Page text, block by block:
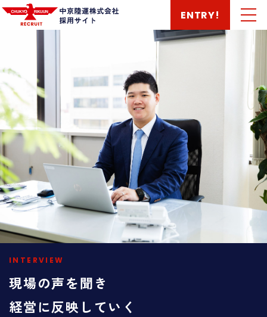
ENTRY!
INTERVIEW
現場の声を聞き
経営に反映していく